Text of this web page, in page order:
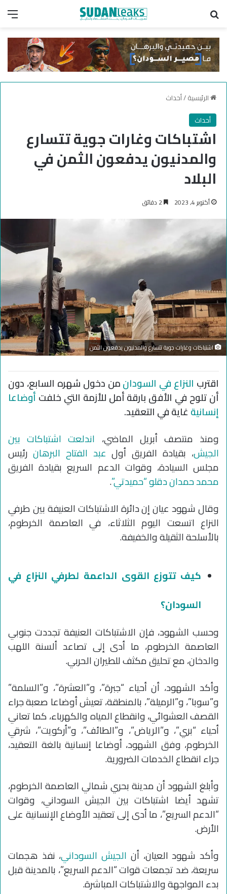
الرئيسية/أحداث
أحداث
اشتباكات وغارات جوية تتسارع
والمدنيون يدفعون الثمن في
البلاد
أكتوبر 4, 2023
اشتباكات وغارات جوية تتسارع والمدنيون يدفعون الثمن
اقترب النزاع في السودانمن دخول شهره السابع، دون
أن تلوح في الأفق بارقة أمل للأزمة التي خلفت أوضاعا
إنسانية غاية في التعقيد.
ومنذ منتصف أبريل الماضي، اندلعت اشتباكات بين
الجيش، بقيادة الفريق أول عبد الفتاح البرهان رئيس
مجلس السيادة، وقوات الدعم السريع بقيادة الفريق
محمد حمدان دقلو “حميدتي”.
وقال شهود عيان إن دائرة الاشتباكات العنيفة بين طرفي
النزاع اتسعت اليوم الثلاثاء، في العاصمة الخرطوم،
بالأسلحة الثقيلة والخفيفة.
كيف تتوزع القوى الداعمة لطرفي النزاع في
السودان؟
وحسب الشهود، فإن الاشتباكات العنيفة تجددت جنوبي
العاصمة الخرطوم، ما أدى إلى تصاعد ألسنة اللهب
والدخان، مع تحليق مكثف للطيران الحربي.
وأكد الشهود، أن أحياء “جبرة”، و”العشرة”، و”السلمة”
و”سوبا”، و”الرميلة”، بالمنطقة، تعيش أوضاعا صعبة جراء
القصف العشوائي، وانقطاع المياه والكهرباء، كما تعاني
أحياء “بري”، و”الرياض”، و”الطائف”، و”أركويت”، شرقي
الخرطوم، وفق الشهود، أوضاعا إنسانية بالغة التعقيد،
جراء انقطاع الخدمات الضرورية.
وأبلغ الشهود أن مدينة بحري شمالي العاصمة الخرطوم،
تشهد أيضا اشتباكات بين الجيش السوداني، وقوات
“الدعم السريع”، ما أدى إلى تعقيد الأوضاع الإنسانية على
الأرض.
وأكد شهود العيان، أن الجيش السوداني، نفذ هجمات
سريعة، ضد تجمعات قوات “الدعم السريع”، بالمدينة قبل
بدء المواجهة والاشتباكات المباشرة.